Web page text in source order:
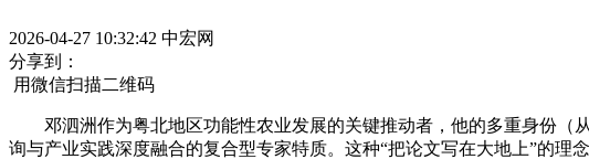
2026-04-27 10:32:42 中宏网
分享到：
用微信扫描二维码
邓泗洲作为粤北地区功能性农业发展的关键推动者，他的多重身份（
询与产业实践深度融合的复合型专家特质。这种“把论文写在大地上”的理